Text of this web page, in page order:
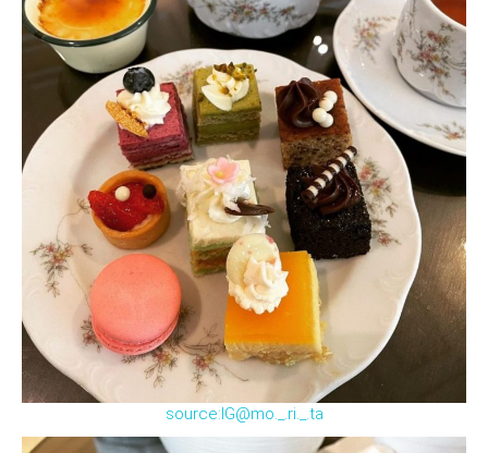
source:IG@mo._.ri._.ta